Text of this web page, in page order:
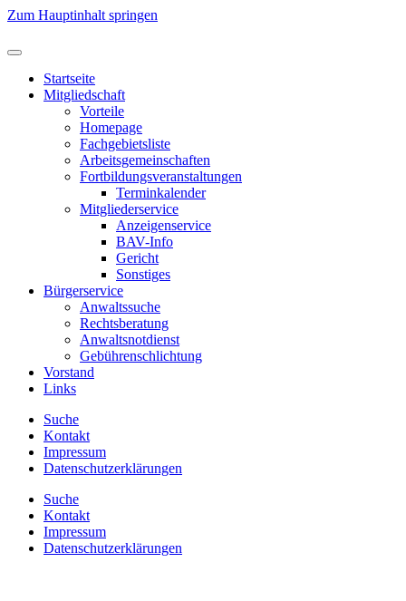
Zum Hauptinhalt springen
Startseite
Mitgliedschaft
Vorteile
Homepage
Fachgebietsliste
Arbeitsgemeinschaften
Fortbildungsveranstaltungen
Terminkalender
Mitgliederservice
Anzeigenservice
BAV-Info
Gericht
Sonstiges
Bürgerservice
Anwaltssuche
Rechtsberatung
Anwaltsnotdienst
Gebührenschlichtung
Vorstand
Links
Suche
Kontakt
Impressum
Datenschutzerklärungen
Suche
Kontakt
Impressum
Datenschutzerklärungen